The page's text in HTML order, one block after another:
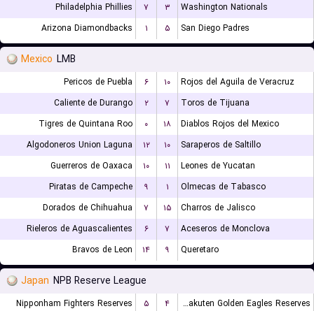
Philadelphia Phillies
۷ ۳
Washington Nationals
Arizona Diamondbacks
۱ ۵ San Diego Padres
Mexico LMB
Pericos de Puebla ۶ ۱۰
Rojos del Aguila de Veracruz
Caliente de Durango
۲ ۷
Toros de Tijuana
Tigres de Quintana Roo
۰ ۱۸
Diablos Rojos del Mexico
Algodoneros Union Laguna
۱۲ ۱۰
Saraperos de Saltillo
Guerreros de Oaxaca
۱۰ ۱۱
Leones de Yucatan
Piratas de Campeche
۹ ۱
Olmecas de Tabasco
Dorados de Chihuahua
۷ ۱۵
Charros de Jalisco
Rieleros de Aguascalientes
۶ ۷
Aceseros de Monclova
Bravos de Leon
۱۴ ۹ Queretaro
Japan NPB Reserve League
Nipponham Fighters Reserves ۵ ۴
Tohoku Rakuten Golden Eagles Reserves